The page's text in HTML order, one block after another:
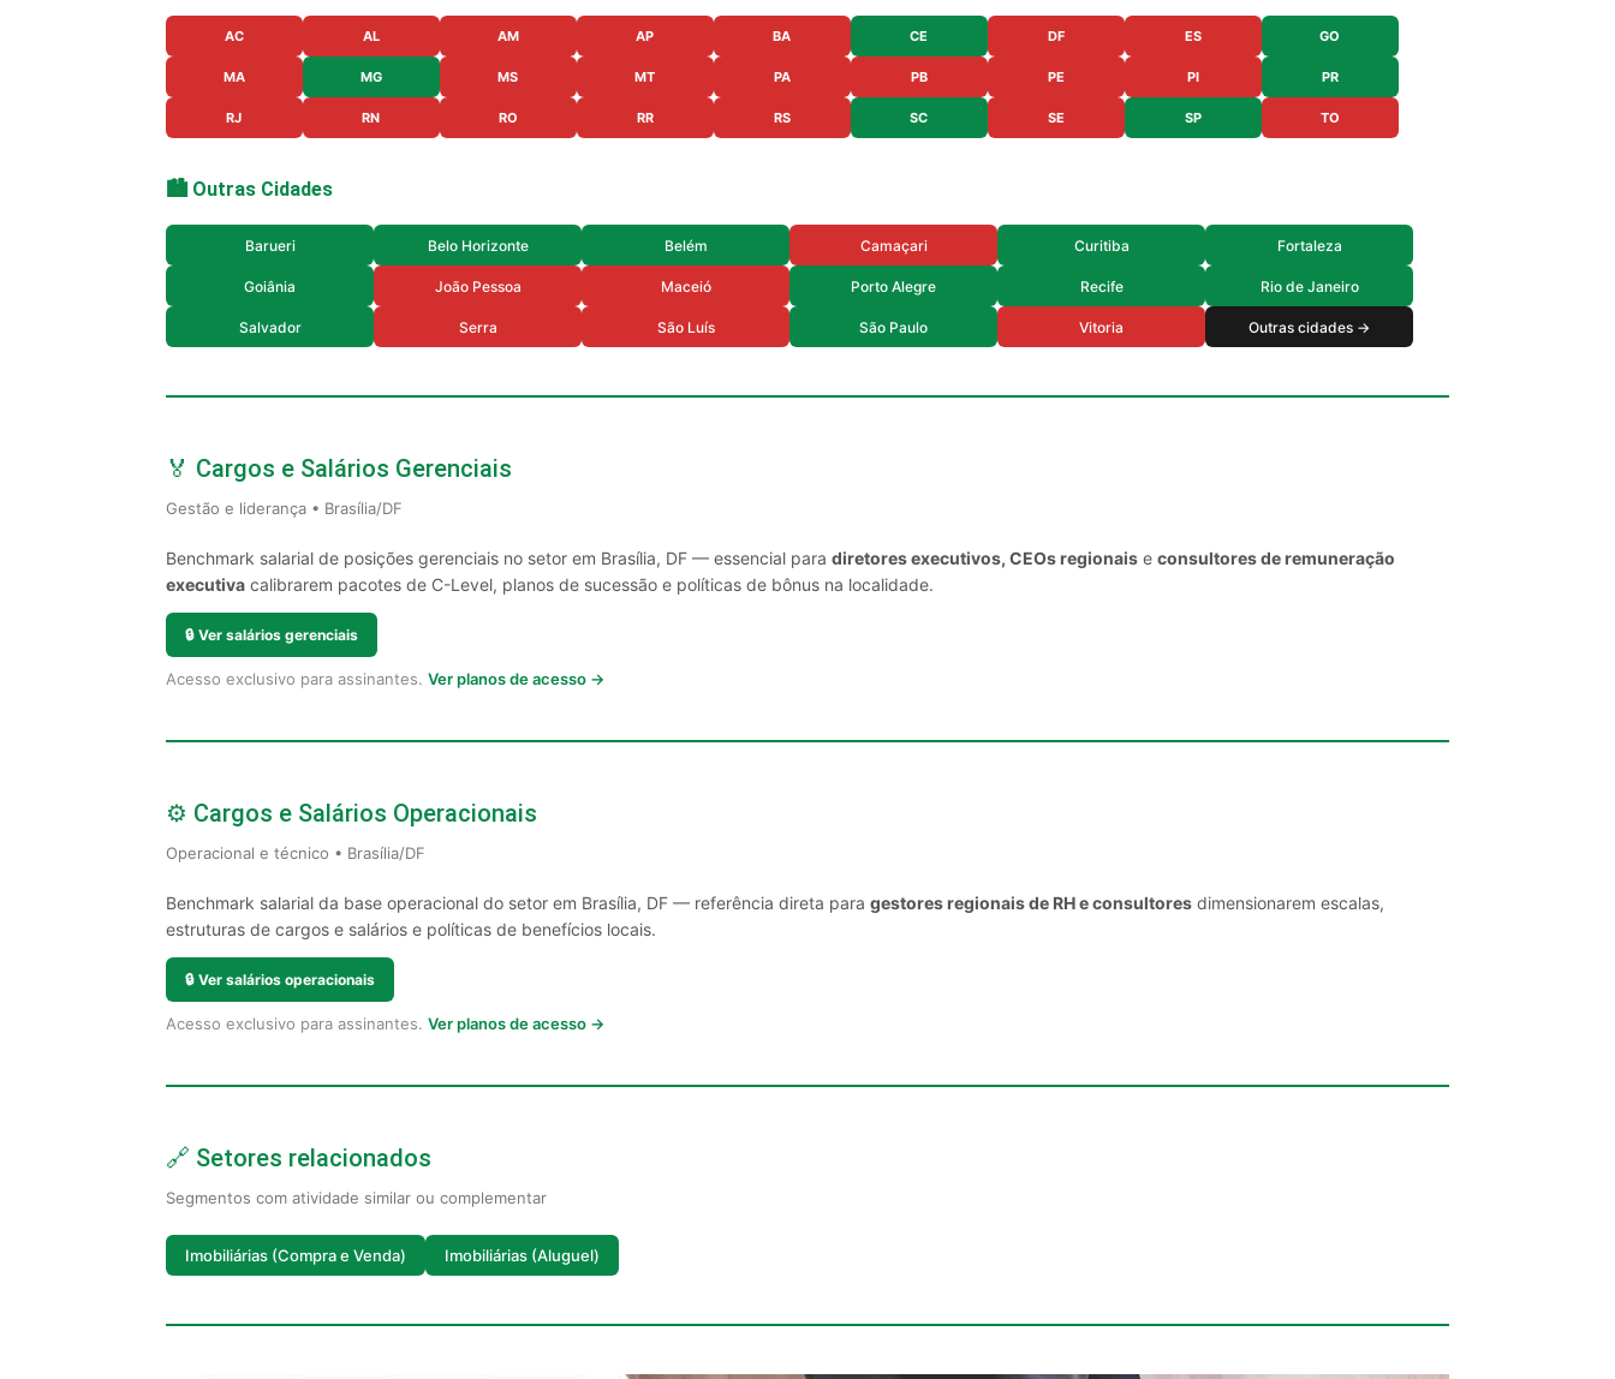
AC AL AM AP BA CE DF ES GO
MA MG MS MT PA PB PE PI PR
RJ RN RO RR RS SC SE SP TO
🏙️ Outras Cidades
Barueri Belo Horizonte Belém Camaçari Curitiba Fortaleza
Goiânia João Pessoa Maceió Porto Alegre Recife Rio de Janeiro
Salvador Serra São Luís São Paulo Vitoria Outras cidades →
🏅 Cargos e Salários Gerenciais
Gestão e liderança • Brasília/DF
Benchmark salarial de posições gerenciais no setor em Brasília, DF — essencial para diretores executivos, CEOs regionais e consultores de remuneração
executiva calibrarem pacotes de C-Level, planos de sucessão e políticas de bônus na localidade.
🔒 Ver salários gerenciais
Acesso exclusivo para assinantes. Ver planos de acesso →
⚙️ Cargos e Salários Operacionais
Operacional e técnico • Brasília/DF
Benchmark salarial da base operacional do setor em Brasília, DF — referência direta para gestores regionais de RH e consultores dimensionarem escalas,
estruturas de cargos e salários e políticas de benefícios locais.
🔒 Ver salários operacionais
Acesso exclusivo para assinantes. Ver planos de acesso →
🔗 Setores relacionados
Segmentos com atividade similar ou complementar
Imobiliárias (Compra e Venda) Imobiliárias (Aluguel)